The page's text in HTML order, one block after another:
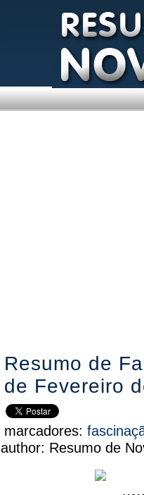
Resumo de
de Fevereiro
marcadores:
author: Resumo de